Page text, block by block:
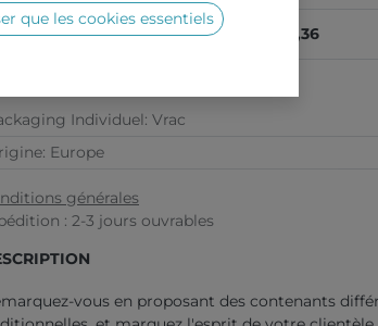
0,42 0,36
Individuel: Vrac
: Europe
générales
: 2-3 jours ouvrables
vous en proposant des contenants
que les cookies essentiels